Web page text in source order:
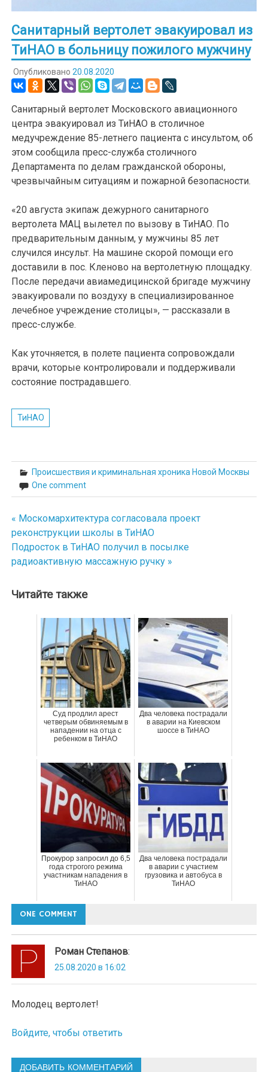
Санитарный вертолет эвакуировал из
ТиНАО в больницу пожилого мужчину
Опубликовано 20.08.2020
Санитарный вертолет Московского авиационного
центра эвакуировал из ТиНАО в столичное
медучреждение 85-летнего пациента с инсультом, об
этом сообщила пресс-служба столичного
Департамента по делам гражданской обороны,
чрезвычайным ситуациям и пожарной безопасности.
«20 августа экипаж дежурного санитарного
вертолета МАЦ вылетел по вызову в ТиНАО. По
предварительным данным, у мужчины 85 лет
случился инсульт. На машине скорой помощи его
доставили в пос. Кленово на вертолетную площадку.
После передачи авиамедицинской бригаде мужчину
эвакуировали по воздуху в специализированное
лечебное учреждение столицы», — рассказали в
пресс-службе.
Как уточняется, в полете пациента сопровождали
врачи, которые контролировали и поддерживали
состояние пострадавшего.
ТиНАО
Происшествия и криминальная хроника Новой Москвы
One comment
Навигация
по
записям
« Москомархитектура согласовала проект
реконструкции школы в ТиНАО
Подросток в ТиНАО получил в посылке
радиоактивную массажную ручку »
Читайте также
Суд продлил арест
четверым обвиняемым в
нападении на отца с
ребенком в ТиНАО
Два человека пострадали
в аварии на Киевском
шоссе в ТиНАО
Прокурор запросил до 6,5
года строгого режима
участникам нападения в
ТиНАО
Два человека пострадали
в аварии с участием
грузовика и автобуса в
ТиНАО
ONE COMMENT
Роман Степанов:
25.08.2020 в 16:02
Молодец вертолет!
Войдите, чтобы ответить
ДОБАВИТЬ КОММЕНТАРИЙ